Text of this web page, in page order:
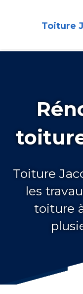
Toiture
Toiture
les
toiture